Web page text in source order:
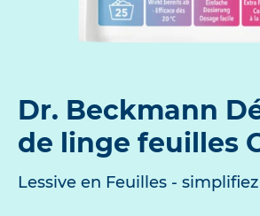
Dr. Beckmann
de linge feuilles
Lessive en Feuilles -